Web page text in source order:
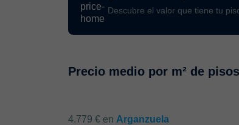
Descubre el valor que tiene tu
Precio medio por m² de
4.779 € en Arganzuela